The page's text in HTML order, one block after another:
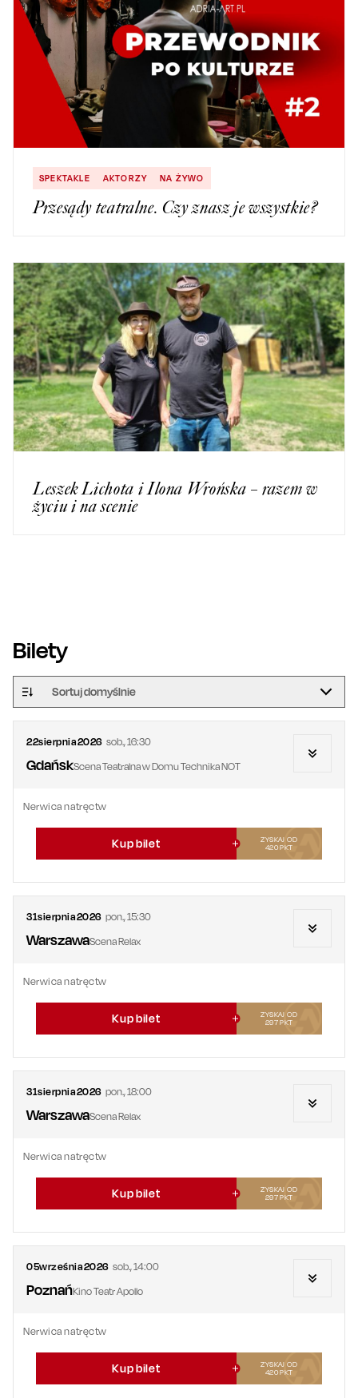
SPEKTAKLE AKTORZY NA ŻYWO
Przesądy teatralne. Czy znasz je wszystkie?
Leszek Lichota i Ilona Wrońska – razem w
życiu i na scenie
Bilety
Sortuj domyślnie
22sierpnia2026 sob.,16:30
GdańskScena Teatralna w Domu Technika NOT
Nerwica natręctw
Kup bilet
ZYSKAJ OD
420PKT
31sierpnia2026 pon.,15:30
WarszawaScena Relax
Nerwica natręctw
Kup bilet
ZYSKAJ OD
297PKT
31sierpnia2026 pon.,18:00
WarszawaScena Relax
Nerwica natręctw
Kup bilet
ZYSKAJ OD
297PKT
05września2026 sob.,14:00
PoznańKino Teatr Apollo
Nerwica natręctw
Kup bilet
ZYSKAJ OD
420PKT